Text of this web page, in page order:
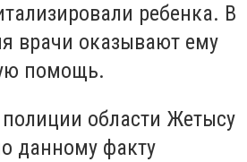
ребенка. В
врачи оказывают ему
помощь.
области Жетысу
данному факту